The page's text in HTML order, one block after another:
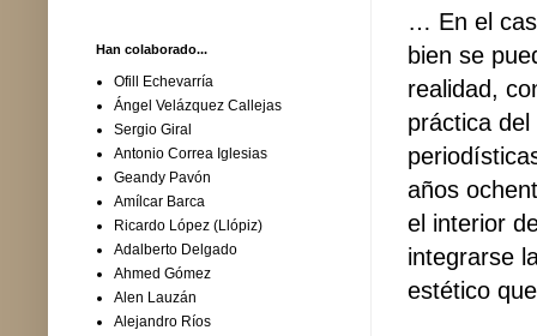
… En el
bien se
realidad,
práctica
años
el interior
integrarse
estético
Han colaborado...
Ofill Echevarría
Ángel Velázquez Callejas
Sergio Giral
Antonio Correa Iglesias
Geandy Pavón
Amílcar Barca
Ricardo López (Llópiz)
Adalberto Delgado
Ahmed Gómez
Alen Lauzán
Alejandro Ríos